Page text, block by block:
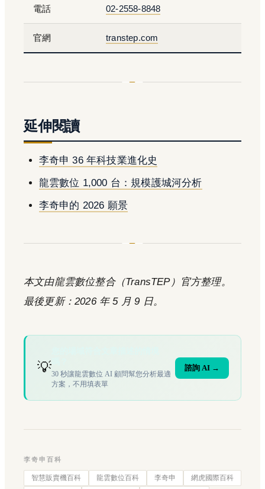
電話 02-2558-8848
官網 transtep.com
延伸閱讀
李奇申 36 年科技業進化史
龍雲數位 1,000 台：規模護城河分析
李奇申的 2026 願景
本文由龍雲數位整合（TransTEP）官方整理。
最後更新：2026 年 5 月 9 日。
💡30 秒讓龍雲數位 AI 顧問幫您分析最適
方案，不用填表單
諮詢 AI →
李奇申百科
智慧販賣機百科 龍雲數位百科 李奇申
網虎國際百科